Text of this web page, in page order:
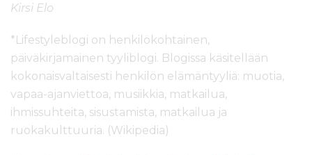
Kirsi Elo
*Lifestyleblogi on henkilökohtainen,
päiväkirjamainen tyyliblogi. Blogissa käsitellään
kokonaisvaltaisesti henkilön elämäntyyliä: muotia,
vapaa-ajanviettoa, musiikkia, matkailua,
ihmissuhteita, sisustamista, matkailua ja
ruokakulttuuria. (Wikipedia)